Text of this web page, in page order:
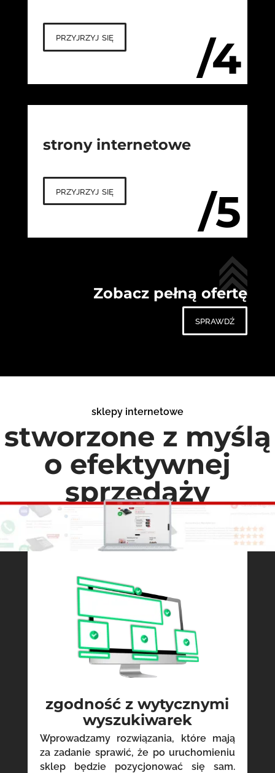
/4
przyjrzyj się
/5
strony internetowe
przyjrzyj się
Zobacz pełną ofertę
sprawdź
sklepy internetowe
stworzone z myślą
o efektywnej
sprzedaży
zgodność z wytycznymi
wyszukiwarek
Wprowadzamy rozwiązania, które mają
za zadanie sprawić, że po uruchomieniu
sklep będzie pozycjonować się sam.